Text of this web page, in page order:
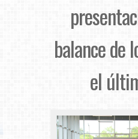
balance de
el